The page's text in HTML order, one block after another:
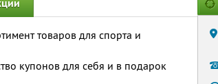
товаров для спорта и
купонов для себя и в подарок